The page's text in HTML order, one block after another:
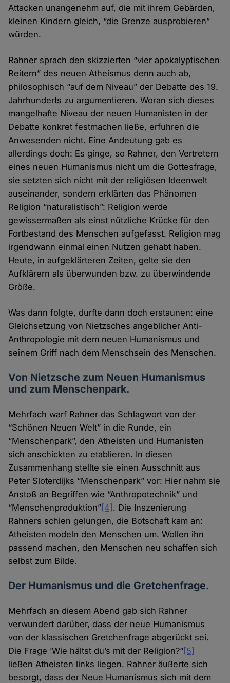
Attacken unangenehm auf, die mit ihrem Gebärden,
kleinen Kindern gleich, “die Grenze ausprobieren”
würden.
Rahner sprach den skizzierten “vier apokalyptischen
Reitern” des neuen Atheismus denn auch ab,
philosophisch “auf dem Niveau” der Debatte des 19.
Jahrhunderts zu argumentieren. Woran sich dieses
mangelhafte Niveau der neuen Humanisten in der
Debatte konkret festmachen ließe, erfuhren die
Anwesenden nicht. Eine Andeutung gab es
allerdings doch: Es ginge, so Rahner, den Vertretern
eines neuen Humanismus nicht um die Gottesfrage,
sie setzten sich nicht mit der religiösen Ideenwelt
auseinander, sondern erklärten das Phänomen
Religion “naturalistisch”: Religion werde
gewissermaßen als einst nützliche Krücke für den
Fortbestand des Menschen aufgefasst. Religion mag
irgendwann einmal einen Nutzen gehabt haben.
Heute, in aufgeklärteren Zeiten, gelte sie den
Aufklärern als überwunden bzw. zu überwindende
Größe.
Was dann folgte, durfte dann doch erstaunen: eine
Gleichsetzung von Nietzsches angeblicher Anti-
Anthropologie mit dem neuen Humanismus und
seinem Griff nach dem Menschsein des Menschen.
Von Nietzsche zum Neuen Humanismus
und zum Menschenpark.
Mehrfach warf Rahner das Schlagwort von der
“Schönen Neuen Welt” in die Runde, ein
“Menschenpark”, den Atheisten und Humanisten
sich anschickten zu etablieren. In diesen
Zusammenhang stellte sie einen Ausschnitt aus
Peter Sloterdijks “Menschenpark” vor: Hier nahm sie
Anstoß an Begriffen wie “Anthropotechnik” und
“Menschenproduktion”[4] . Die Inszenierung
Rahners schien gelungen, die Botschaft kam an:
Atheisten modeln den Menschen um. Wollen ihn
passend machen, den Menschen neu schaffen sich
selbst zum Bilde.
Der Humanismus und die Gretchenfrage.
Mehrfach an diesem Abend gab sich Rahner
verwundert darüber, dass der neue Humanismus
von der klassischen Gretchenfrage abgerückt sei.
Die Frage ’Wie hältst du’s mit der Religion?“[5]
ließen Atheisten links liegen. Rahner äußerte sich
besorgt, dass der Neue Humanismus sich mit dem